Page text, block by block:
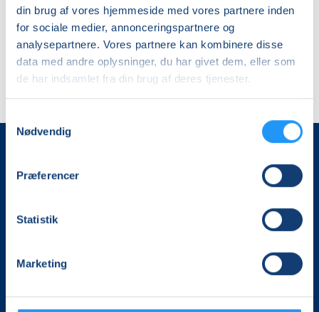
din brug af vores hjemmeside med vores partnere inden
for sociale medier, annonceringspartnere og
analysepartnere. Vores partnere kan kombinere disse
data med andre oplysninger, du har givet dem, eller som
de har indsamlet fra din brug af deres tjenester.
Nødvendig
Præferencer
Statistik
Marketing
Det, der er vigtigt for samfundet, er vigtigt for os